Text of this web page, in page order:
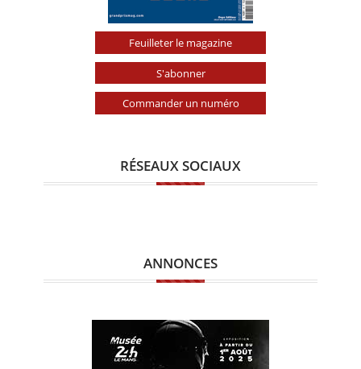
Feuilleter le magazine
S'abonner
Commander un numéro
RÉSEAUX SOCIAUX
ANNONCES